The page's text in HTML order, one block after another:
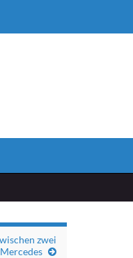
zwei
Mercedes